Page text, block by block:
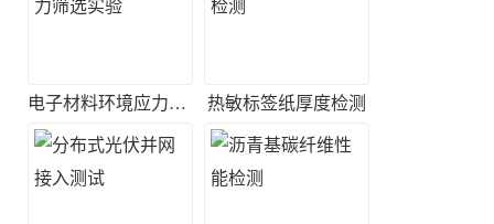
电子材料环境应力筛选实验 热敏标签纸厚度检测